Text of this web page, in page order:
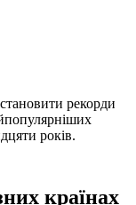
рекорди
років.
країнах